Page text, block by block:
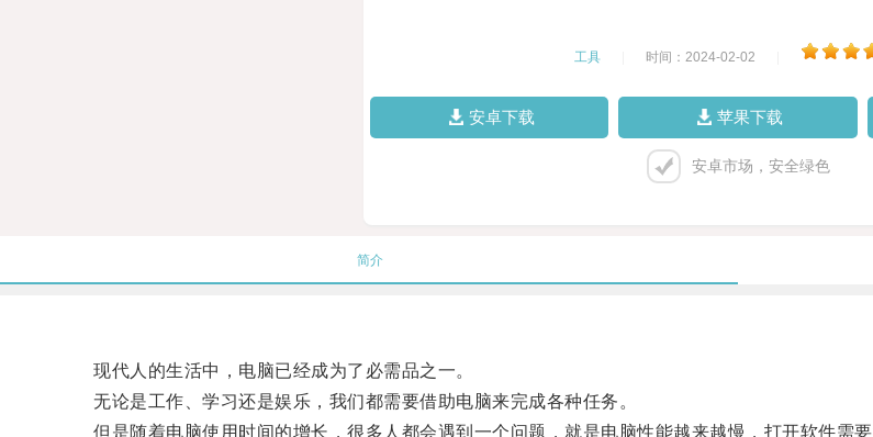
工具 时间：2024-02-02
安卓下载 苹果下载
安卓市场，安全绿色
简介
现代人的生活中，电脑已经成为了必需品之一。
无论是工作、学习还是娱乐，我们都需要借助电脑来完成各种任务。
但是随着电脑使用时间的增长，很多人都会遇到一个问题，就是电脑性能越来越慢，打开软件需